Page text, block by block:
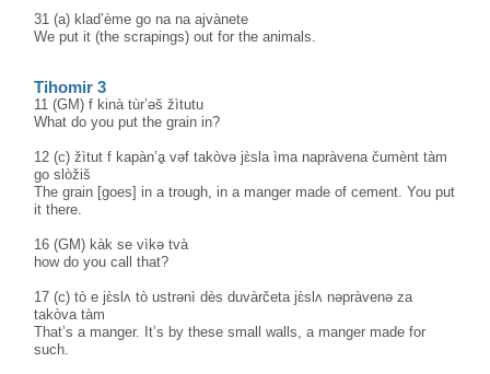
31 (a) klad’ème go na na ajvànete
We put it (the scrapings) out for the animals.
Tihomir 3
11 (GM) f kinà tùr’əš žìtutu
What do you put the grain in?
12 (c) žìtut f kapàn’ḁ vəf takòvə jɛ̀sla ìma napràvena čumènt tàm
go slòžiš
The grain [goes] in a trough, in a manger made of cement. You put
it there.
16 (GM) kàk se vìkə tvà
how do you call that?
17 (c) tò e jɛ̀slʌ tò ustrənì dès duvàrčeta jɛ̀slʌ nəpràvenə za
takòva tàm
That’s a manger. It’s by these small walls, a manger made for
such.